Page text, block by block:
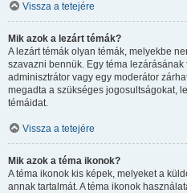
Vissza a tetejére
Mik azok a lezárt témák?
A lezárt témák olyan témák, melyekbe
szavazni bennük. Egy téma
adminisztrátor vagy egy moderátor
megadta a szükséges jogosultságokat,
témáidat.
Vissza a tetejére
Mik azok a téma ikonok?
A téma ikonok kis képek, melyeket a
annak tartalmát. A téma ikonok